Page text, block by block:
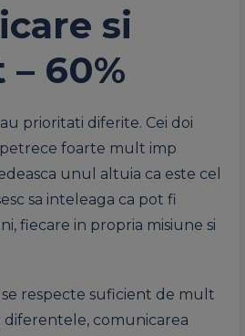
si
60%
prioritati diferite. Cei doi
foarte mult imp
unul altuia ca este cel
sa inteleaga ca pot fi
fiecare in propria misiune si
se respecte suficient de mult
diferentele, comunicarea